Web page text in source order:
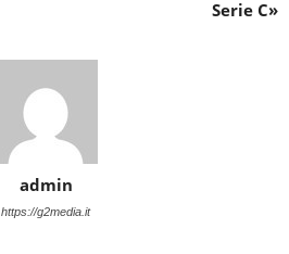
Serie C»
admin
https://g2media.it